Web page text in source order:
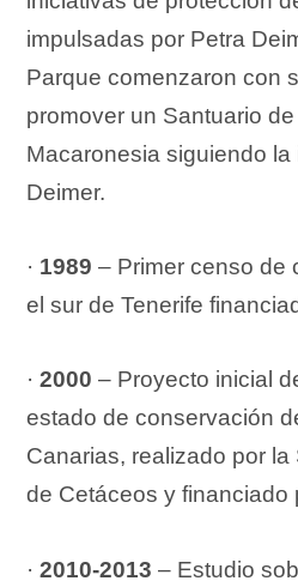
impulsadas por Petra
Parque comenzaron con
promover un Santuario
Macaronesia siguiendo la
Deimer.
· 1989 – Primer censo de
el sur de Tenerife
·2000 – Proyecto inicial
estado de conservación
Canarias, realizado por
de Cetáceos y financiado
·2010-2013 – Estudio